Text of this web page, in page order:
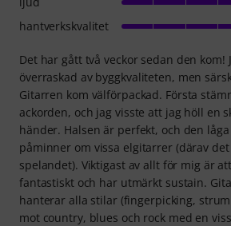
Det har gått två veckor sedan den kom!
överraskad av byggkvaliteten, men
Gitarren kom välförpackad. Första
ackorden, och jag visste att jag höll en
händer. Halsen är perfekt, och den
påminner om vissa elgitarrer (därav
spelandet). Viktigast av allt för mig är
fantastiskt och har utmärkt sustain.
hanterar alla stilar (fingerpicking,
mot country, blues och rock med en
hantverkskvalitet